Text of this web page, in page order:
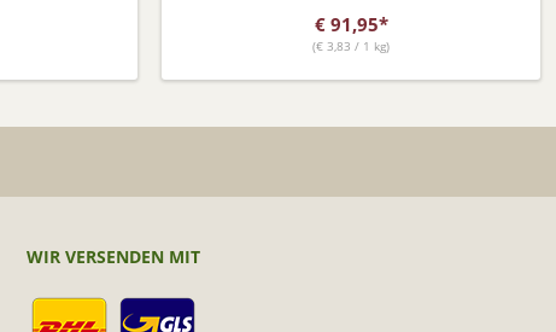
€91,95*
(€ 3,83 / 1 kg)
WIR VERSENDEN MIT